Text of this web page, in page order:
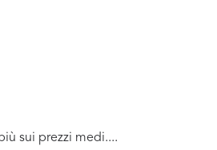
sui prezzi medi....